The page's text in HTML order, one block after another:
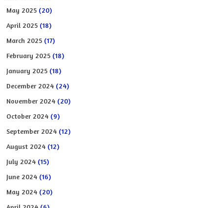
May 2025 (20)
April 2025 (18)
March 2025 (17)
February 2025 (18)
January 2025 (18)
December 2024 (24)
November 2024 (20)
October 2024 (9)
September 2024 (12)
August 2024 (12)
July 2024 (15)
June 2024 (16)
May 2024 (20)